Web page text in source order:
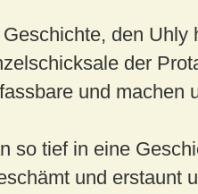
den Uhly
der
und machen
so tief in eine
und erstaunt